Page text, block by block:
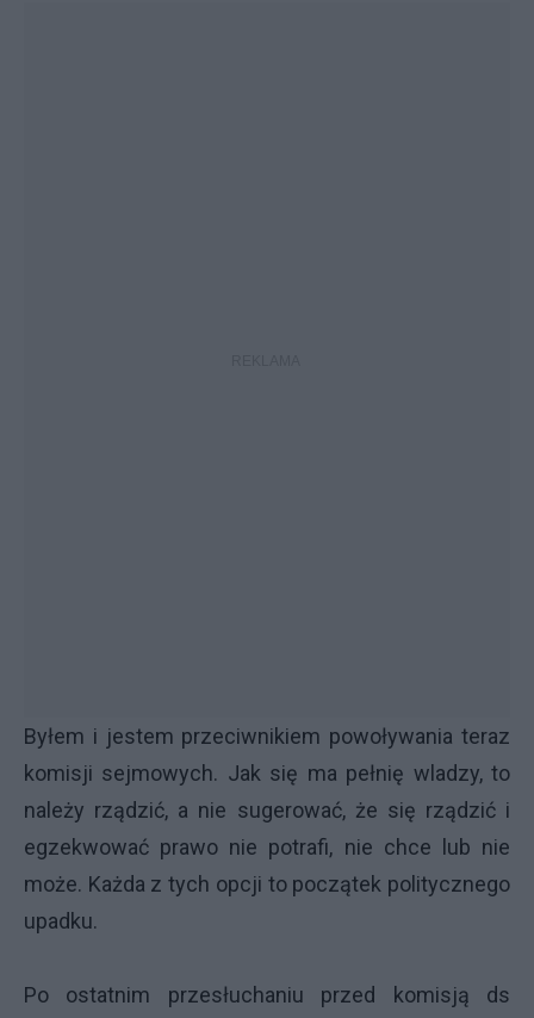
Byłem i jestem przeciwnikiem powoływania teraz
komisji sejmowych. Jak się ma pełnię wladzy, to
należy rządzić, a nie sugerować, że się rządzić i
egzekwować prawo nie potrafi, nie chce lub nie
może. Każda z tych opcji to początek politycznego
upadku.
Po ostatnim przesłuchaniu przed komisją ds